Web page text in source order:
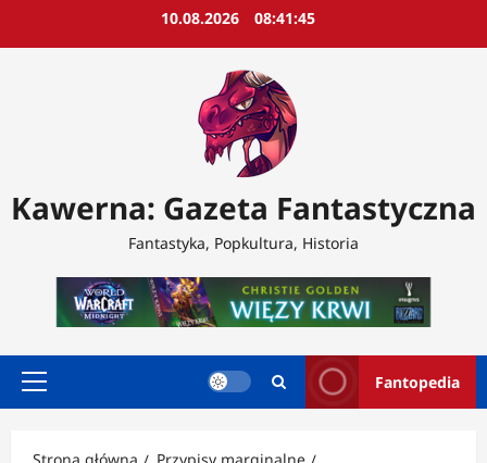
10.08.2026 08:41:47
Kawerna: Gazeta Fantastyczna
Fantastyka, Popkultura, Historia
Menu
Fantopedia